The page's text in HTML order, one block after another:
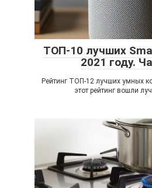
ТОП-10 лучших
2021 году.
Рейтинг ТОП-12 лучших умных
этот рейтинг вошли